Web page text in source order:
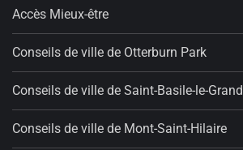
Accès Mieux-être
Conseils de ville de Otterburn Park
Conseils de ville de Saint-Basile-le-Grand
Conseils de ville de Mont-Saint-Hilaire